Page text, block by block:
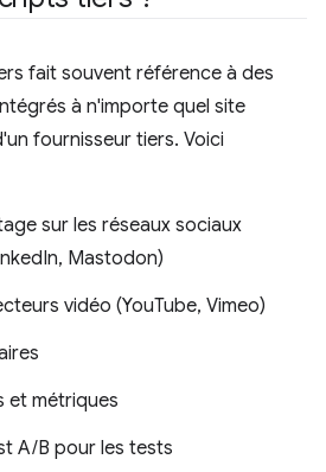
fait souvent référence à des
à n'importe quel site
fournisseur tiers. Voici
sur les réseaux sociaux
Mastodon)
vidéo (YouTube, Vimeo)
et métriques
A/B pour les tests